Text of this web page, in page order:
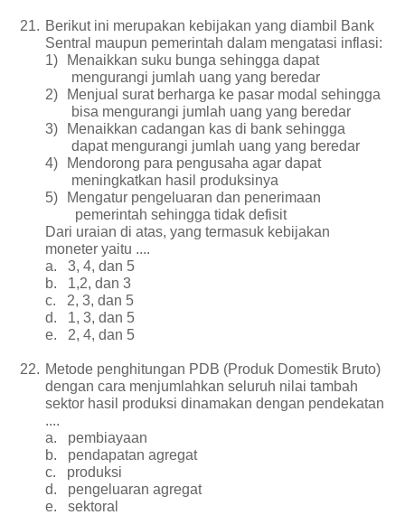
21. Berikut ini merupakan kebijakan yang diambil Bank
Sentral maupun pemerintah dalam mengatasi inflasi:
1)
Menaikkan suku bunga sehingga dapat
mengurangi jumlah uang yang beredar
2)
Menjual surat berharga ke pasar modal sehingga
bisa mengurangi jumlah uang yang beredar
3)
Menaikkan cadangan kas di bank sehingga
dapat mengurangi jumlah uang yang beredar
4)
Mendorong para pengusaha agar dapat
meningkatkan hasil produksinya
5)
Mengatur pengeluaran dan penerimaan
pemerintah sehingga tidak defisit
Dari uraian di atas, yang termasuk kebijakan
moneter yaitu ....
a.
3, 4, dan 5
b.
1,2, dan 3
c.
2, 3, dan 5
d.
1, 3, dan 5
e.
2, 4, dan 5
22. Metode penghitungan PDB (Produk Domestik Bruto)
dengan cara menjumlahkan seluruh nilai tambah
sektor hasil produksi dinamakan dengan pendekatan
....
a.
pembiayaan
b.
pendapatan agregat
c.
produksi
d.
pengeluaran agregat
e.
sektoral